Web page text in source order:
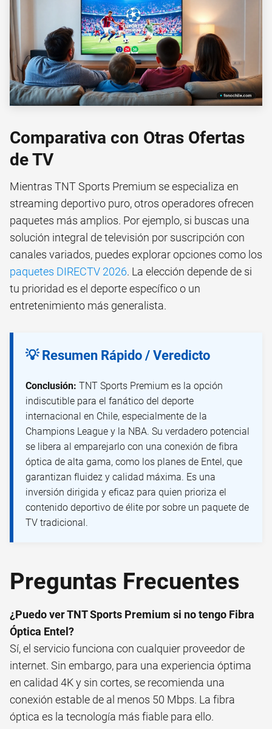
Comparativa con Otras Ofertas
de TV
Mientras TNT Sports Premium se especializa en
streaming deportivo puro, otros operadores ofrecen
paquetes más amplios. Por ejemplo, si buscas una
solución integral de televisión por suscripción con
canales variados, puedes explorar opciones como los
paquetes DIRECTV 2026. La elección depende de si
tu prioridad es el deporte específico o un
entretenimiento más generalista.
💡 Resumen Rápido / Veredicto
Conclusión: TNT Sports Premium es la opción
indiscutible para el fanático del deporte
internacional en Chile, especialmente de la
Champions League y la NBA. Su verdadero potencial
se libera al emparejarlo con una conexión de fibra
óptica de alta gama, como los planes de Entel, que
garantizan fluidez y calidad máxima. Es una
inversión dirigida y eficaz para quien prioriza el
contenido deportivo de élite por sobre un paquete de
TV tradicional.
Preguntas Frecuentes
¿Puedo ver TNT Sports Premium si no tengo Fibra
Óptica Entel?
Sí, el servicio funciona con cualquier proveedor de
internet. Sin embargo, para una experiencia óptima
en calidad 4K y sin cortes, se recomienda una
conexión estable de al menos 50 Mbps. La fibra
óptica es la tecnología más fiable para ello.